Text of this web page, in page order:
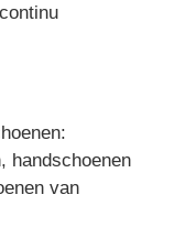
handschoenen
van